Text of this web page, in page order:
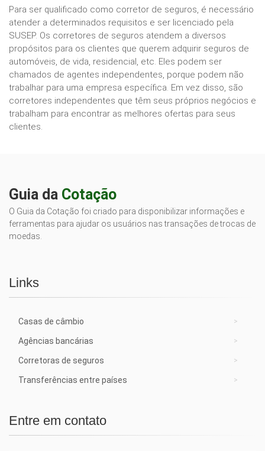
Para ser qualificado como corretor de seguros, é necessário
atender a determinados requisitos e ser licenciado pela
SUSEP. Os corretores de seguros atendem a diversos
propósitos para os clientes que querem adquirir seguros de
automóveis, de vida, residencial, etc. Eles podem ser
chamados de agentes independentes, porque podem não
trabalhar para uma empresa específica. Em vez disso, são
corretores independentes que têm seus próprios negócios e
trabalham para encontrar as melhores ofertas para seus
clientes.
Guia da Cotação
O Guia da Cotação foi criado para disponibilizar informações e
ferramentas para ajudar os usuários nas transações de trocas de
moedas.
Links
Casas de câmbio
Agências bancárias
Corretoras de seguros
Transferências entre países
Entre em contato